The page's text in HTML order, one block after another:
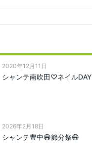
2020年12月11日
シャンテ南吹田♡ネイルDAY
2026年2月18日
シャンテ豊中😄節分祭😄